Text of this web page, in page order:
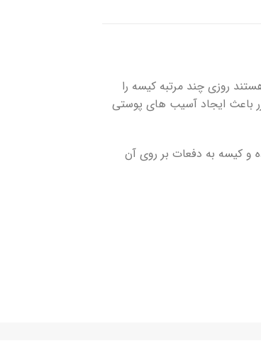
روزی چند مرتبه کیسه را
باعث ایجاد آسیب های پوستی
کیسه به دفعات بر روی آن